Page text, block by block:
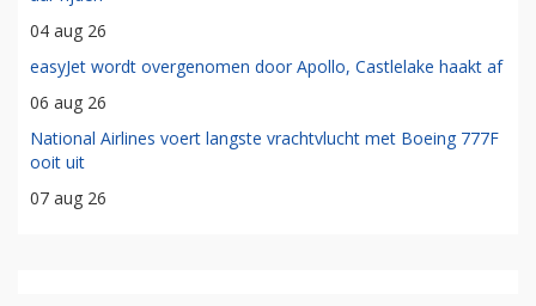
04 aug 26
easyJet wordt overgenomen door Apollo, Castlelake haakt af
06 aug 26
National Airlines voert langste vrachtvlucht met Boeing 777F
ooit uit
07 aug 26